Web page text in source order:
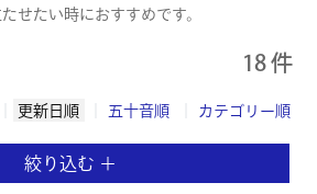
せたい時におすすめです。
18 件
更新日順 五十音順 カテゴリー順
絞り込む ＋